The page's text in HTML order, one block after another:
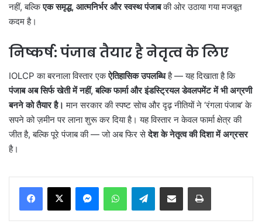
नहीं, बल्किएक समृद्ध, आत्मनिर्भर और स्वस्थ पंजाबकी ओर उठाया गया मजबूत
कदम है।
निष्कर्ष: पंजाब तैयार है नेतृत्व के लिए
IOLCP का बरनाला विस्तार एकऐतिहासिक उपलब्धिहै — यह दिखाता है कि
पंजाब अब सिर्फ खेती में नहीं, बल्कि फार्मा और इंडस्ट्रियल डेवलपमेंट में भी अग्रणी
बनने को तैयार है। मान सरकार की स्पष्ट सोच और दृढ़ नीतियों ने ‘रंगला पंजाब’ के
सपने को ज़मीन पर लाना शुरू कर दिया है। यह विस्तार न केवल फार्मा क्षेत्र की
जीत है, बल्कि पूरे पंजाब की — जो अब फिर सेदेश के नेतृत्व की दिशा में अग्रसर
है।
MessengerWhatsAppTelegramShare via Email Print